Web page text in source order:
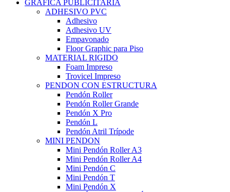
GRAFICA PUBLICITARIA
ADHESIVO PVC
Adhesivo
Adhesivo UV
Empavonado
Floor Graphic para Piso
MATERIAL RIGIDO
Foam Impreso
Trovicel Impreso
PENDON CON ESTRUCTURA
Pendón Roller
Pendón Roller Grande
Pendón X Pro
Pendón L
Pendón Atril Trípode
MINI PENDON
Mini Pendón Roller A3
Mini Pendón Roller A4
Mini Pendón C
Mini Pendón T
Mini Pendón X